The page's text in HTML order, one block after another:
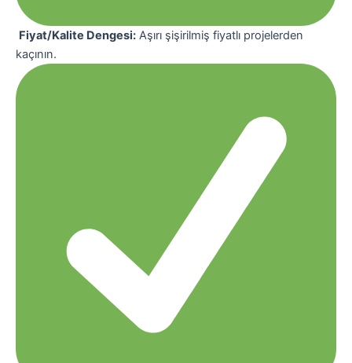
Fiyat/Kalite Dengesi: Aşırı şişirilmiş fiyatlı projelerden
kaçının.